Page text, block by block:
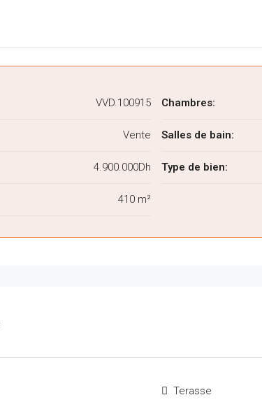
VVD.100915
Vente
4.900.000Dh
410 m²
Chambres:
Salles de bain:
Type de bien:
Terasse